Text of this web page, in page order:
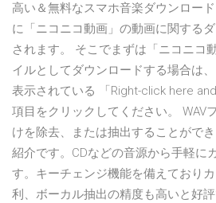
高い＆無料なスマホ音楽ダウンロー
に「ニコニコ動画」の動画に関する
されます。 そこでまずは「ニコニコ
イルとしてダウンロードする場合は
表示されている 「Right-click here
項目をクリックしてください。 WAV
けを除去、または抽出することがで
紹介です。CDなどの音源から手軽に
す。キーチェンジ機能を備えており
利、ボーカル抽出の精度も高いと好評